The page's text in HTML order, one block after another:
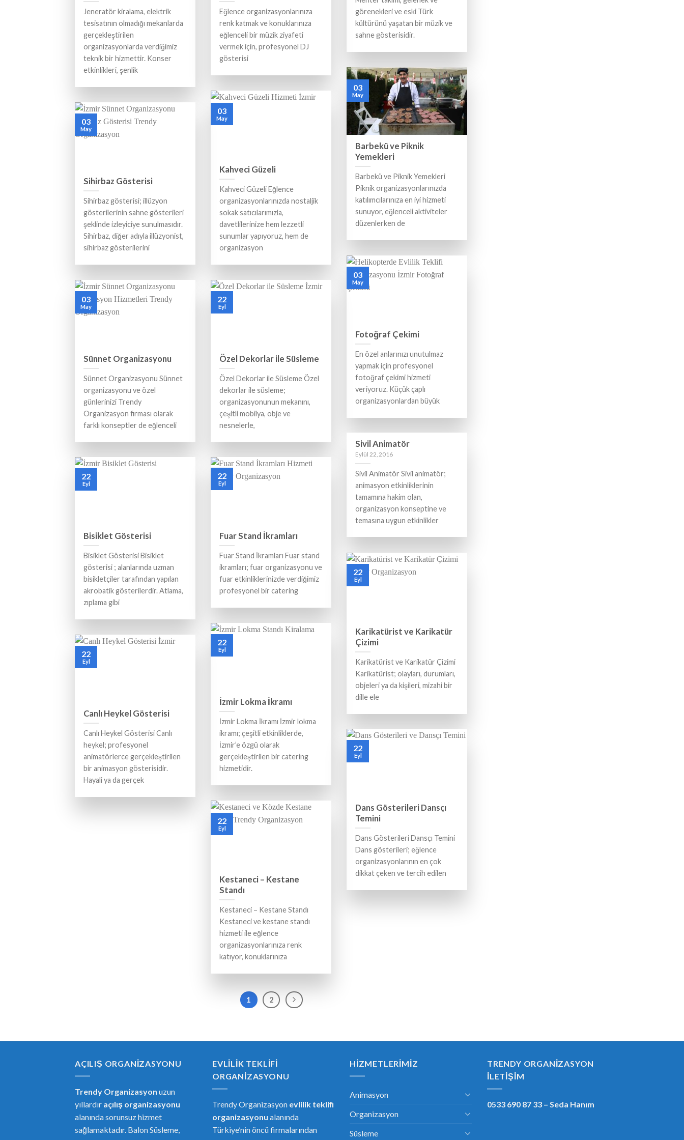
görenekleri ve eski Türk
kültürünü yaşatan bir müzik ve
sahne gösterisidir.
Jeneratör kiralama, elektrik
tesisatının olmadığı mekanlarda
gerçekleştirilen
organizasyonlarda verdiğimiz
teknik bir hizmettir. Konser
etkinlikleri, şenlik
Eğlence organizasyonlarınıza
renk katmak ve konuklarınıza
eğlenceli bir müzik ziyafeti
vermek için, profesyonel DJ
gösterisi
Barbekü ve Piknik
Yemekleri
Barbekü ve Piknik Yemekleri
Piknik organizasyonlarınızda
katılımcılarınıza en iyi hizmeti
sunuyor, eğlenceli aktiviteler
düzenlerken de
03
May
Kahveci Güzeli
Kahveci Güzeli Eğlence
organizasyonlarınızda nostaljik
sokak satıcılarımızla,
davetlilerinize hem lezzetli
sunumlar yapıyoruz, hem de
organizasyon
03
May
Sihirbaz Gösterisi
Sihirbaz gösterisi; illüzyon
gösterilerinin sahne gösterileri
şeklinde izleyiciye sunulmasıdır.
Sihirbaz, diğer adıyla illüzyonist,
sihirbaz gösterilerini
03
May
Fotoğraf Çekimi
En özel anlarınızı unutulmaz
yapmak için profesyonel
fotoğraf çekimi hizmeti
veriyoruz. Küçük çaplı
organizasyonlardan büyük
03
May
Sünnet Organizasyonu
Sünnet Organizasyonu Sünnet
organizasyonu ve özel
günlerinizi Trendy
Organizasyon firması olarak
farklı konseptler de eğlenceli
03
May
Özel Dekorlar ile Süsleme
Özel Dekorlar ile Süsleme Özel
dekorlar ile süsleme;
organizasyonunun mekanını,
çeşitli mobilya, obje ve
nesnelerle,
22
Eyl
Sivil Animatör
Eylül 22, 2016
Sivil Animatör Sivil animatör;
animasyon etkinliklerinin
tamamına hakim olan,
organizasyon konseptine ve
temasına uygun etkinlikler
Bisiklet Gösterisi
Bisiklet Gösterisi Bisiklet
gösterisi ; alanlarında uzman
bisikletçiler tarafından yapılan
akrobatik gösterilerdir. Atlama,
zıplama gibi
22
Eyl
Fuar Stand İkramları
Fuar Stand İkramları Fuar stand
ikramları; fuar organizasyonu ve
fuar etkinliklerinizde verdiğimiz
profesyonel bir catering
22
Eyl
Karikatürist ve Karikatür
Çizimi
Karikatürist ve Karikatür Çizimi
Karikatürist; olayları, durumları,
objeleri ya da kişileri, mizahi bir
dille ele
22
Eyl
İzmir Lokma İkramı
İzmir Lokma İkramı İzmir lokma
ikramı; çeşitli etkinliklerde,
İzmir’e özgü olarak
gerçekleştirilen bir catering
hizmetidir.
22
Eyl
Canlı Heykel Gösterisi
Canlı Heykel Gösterisi Canlı
heykel; profesyonel
animatörlerce gerçekleştirilen
bir animasyon gösterisidir.
Hayali ya da gerçek
22
Eyl
Dans Gösterileri Dansçı
Temini
Dans Gösterileri Dansçı Temini
Dans gösterileri; eğlence
organizasyonlarının en çok
dikkat çeken ve tercih edilen
22
Eyl
Kestaneci – Kestane
Standı
Kestaneci – Kestane Standı
Kestaneci ve kestane standı
hizmeti ile eğlence
organizasyonlarınıza renk
katıyor, konuklarınıza
22
Eyl
1 2
AÇILIŞ ORGANIZASYONU
Trendy Organizasyon uzun
yıllardır açılış organizasyonu
alanında sorunsuz hizmet
sağlamaktadır. Balon Süsleme,
EVLILIK TEKLIFI
ORGANIZASYONU
Trendy Organizasyon evlilik teklifi
organizasyonu alanında
Türkiye’nin öncü firmalarından
HIZMETLERIMIZ
Animasyon
Organizasyon
Süsleme
TRENDY ORGANIZASYON
İLETIŞIM
0533 690 87 33 – Seda Hanım